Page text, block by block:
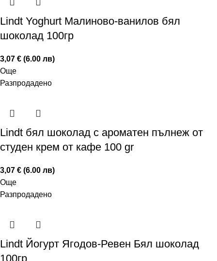
Lindt Yoghurt Малиново-ванилов бял
шоколад 100гр
3,07 € (6.00 лв)
Още
Разпродадено
Lindt бял шоколад с ароматен пълнеж от
студен крем от кафе 100 gr
3,07 € (6.00 лв)
Още
Разпродадено
Lindt Йогурт Ягодов-Ревен Бял шоколад
100гр